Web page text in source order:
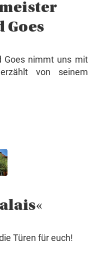
Goes
Goes nimmt uns mit
von seinem
Türen für euch!